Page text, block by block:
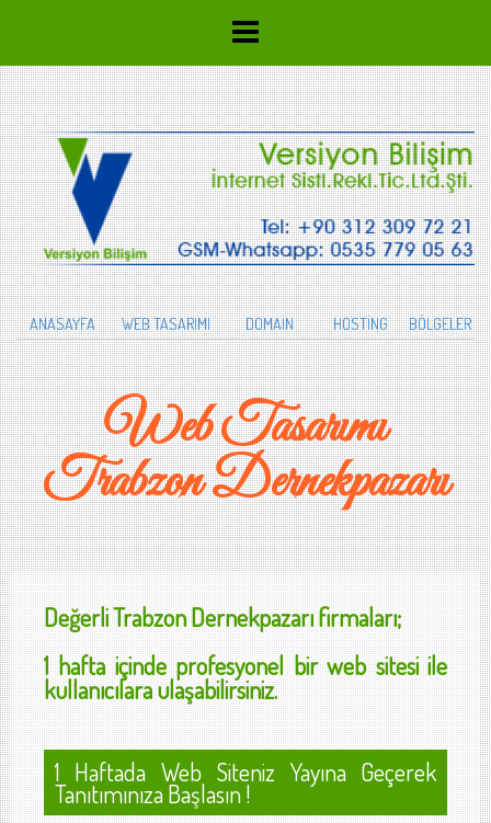
ANASAYFA WEB TASARIMI DOMAİN HOSTİNG BÖLGELER
Web Tasarımı
Trabzon Dernekpazarı
DeğerliTrabzon Dernekpazarıfirmaları;
1 hafta içinde profesyonel bir web sitesi ile
kullanıcılara ulaşabilirsiniz.
1 Haftada Web Siteniz Yayına Geçerek
Tanıtımınıza Başlasın !